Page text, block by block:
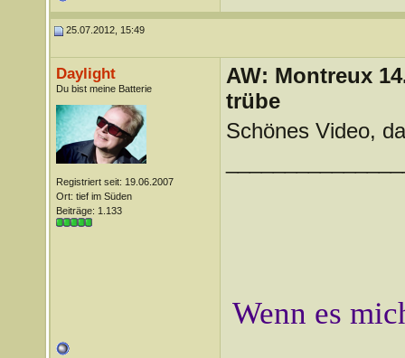
25.07.2012, 15:49
Daylight
Du bist meine Batterie
Registriert seit: 19.06.2007
Ort: tief im Süden
Beiträge: 1.133
AW: Montreux
trübe
Schönes Video,
Wenn es